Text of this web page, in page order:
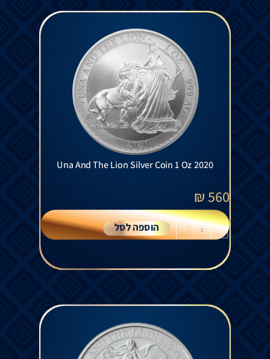
Una And The Lion Silver Coin 1 Oz 2020
560
₪
-
+ הוספה לסל